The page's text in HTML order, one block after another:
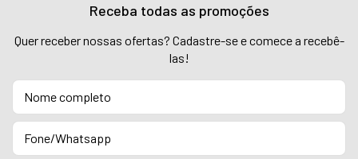
Receba todas as promoções
Quer receber nossas ofertas? Cadastre-se e comece a recebê-
las!